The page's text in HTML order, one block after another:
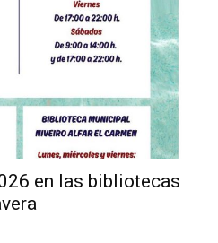
en las bibliotecas